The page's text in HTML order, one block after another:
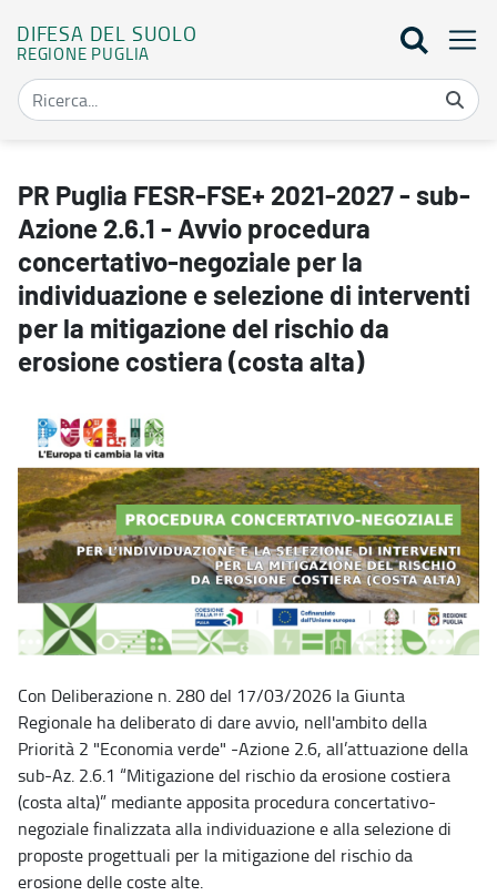
DIFESA DEL SUOLO
REGIONE PUGLIA
PR Puglia FESR-FSE+ 2021-2027 - sub-
Azione 2.6.1 - Avvio procedura
concertativo-negoziale per la
individuazione e selezione di interventi
per la mitigazione del rischio da
erosione costiera (costa alta)
Con Deliberazione n. 280 del 17/03/2026 la Giunta
Regionale ha deliberato di dare avvio, nell'ambito della
Priorità 2 "Economia verde" -Azione 2.6, all’attuazione della
sub-Az. 2.6.1 “Mitigazione del rischio da erosione costiera
(costa alta)” mediante apposita procedura concertativo-
negoziale finalizzata alla individuazione e alla selezione di
proposte progettuali per la mitigazione del rischio da
erosione delle coste alte.